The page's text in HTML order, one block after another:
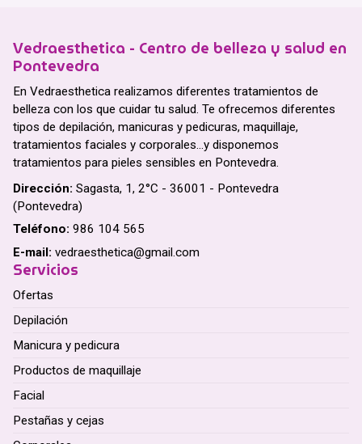
Vedraesthetica - Centro de belleza y salud en
Pontevedra
En Vedraesthetica realizamos diferentes tratamientos de
belleza con los que cuidar tu salud. Te ofrecemos diferentes
tipos de depilación, manicuras y pedicuras, maquillaje,
tratamientos faciales y corporales...y disponemos
tratamientos para pieles sensibles en Pontevedra.
Dirección: Sagasta, 1, 2°C - 36001 - Pontevedra
(Pontevedra)
Teléfono: 986 104 565
E-mail: vedraesthetica@gmail.com
Servicios
Ofertas
Depilación
Manicura y pedicura
Productos de maquillaje
Facial
Pestañas y cejas